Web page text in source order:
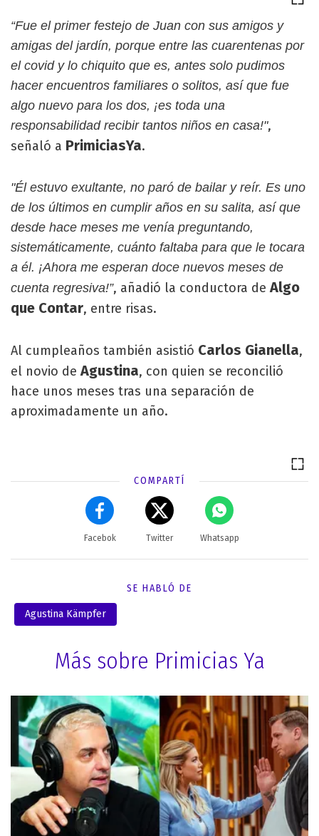
“Fue el primer festejo de Juan con sus amigos y
amigas del jardín, porque entre las cuarentenas por
el covid y lo chiquito que es, antes solo pudimos
hacer encuentros familiares o solitos, así que fue
algo nuevo para los dos, ¡es toda una
responsabilidad recibir tantos niños en casa!",
señaló a PrimiciasYa.
"Él estuvo exultante, no paró de bailar y reír. Es uno
de los últimos en cumplir años en su salita, así que
desde hace meses me venía preguntando,
sistemáticamente, cuánto faltaba para que le tocara
a él. ¡Ahora me esperan doce nuevos meses de
cuenta regresiva!”, añadió la conductora deAlgo
que Contar, entre risas.
Al cumpleaños también asistió Carlos Gianella,
el novio deAgustina, con quien se reconcilió
hace unos meses tras una separación de
aproximadamente un año.
COMPARTÍ
Facebok Twitter Whatsapp
SE HABLÓ DE
Agustina Kämpfer
Más sobre Primicias Ya